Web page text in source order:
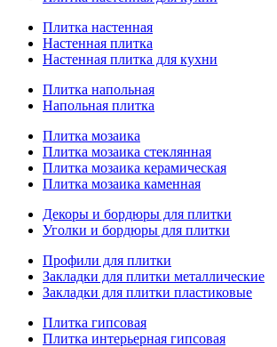
Плитка настенная
Настенная плитка
Настенная плитка для кухни
Плитка напольная
Напольная плитка
Плитка мозаика
Плитка мозаика стеклянная
Плитка мозаика керамическая
Плитка мозаика каменная
Декоры и бордюры для плитки
Уголки и бордюры для плитки
Профили для плитки
Закладки для плитки металлические
Закладки для плитки пластиковые
Плитка гипсовая
Плитка интерьерная гипсовая